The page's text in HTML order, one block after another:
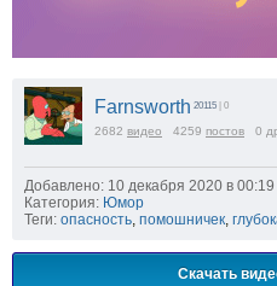
Farnsworth 20115 | 0
2682 видео 4259 постов 0
Добавлено: 10 декабря 2020 в 00:19
Категория: Юмор
Теги: опасность, помошничек,
Скачать